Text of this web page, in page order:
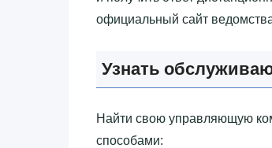
официальный сайт
Узнать
Найти свою управляющую
способами: